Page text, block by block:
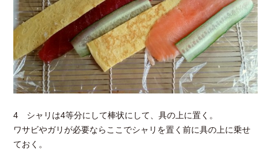
4 シャリは4等分にして棒状にして、具の上に置く。
ワサビやガリが必要ならここでシャリを置く前に具の上に乗せ
ておく。